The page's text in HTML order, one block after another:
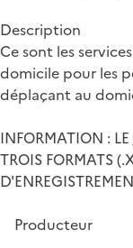
Description
Ce sont les
domicile pour les
déplaçant au
INFORMATION :
TROIS FORMATS
Producteur